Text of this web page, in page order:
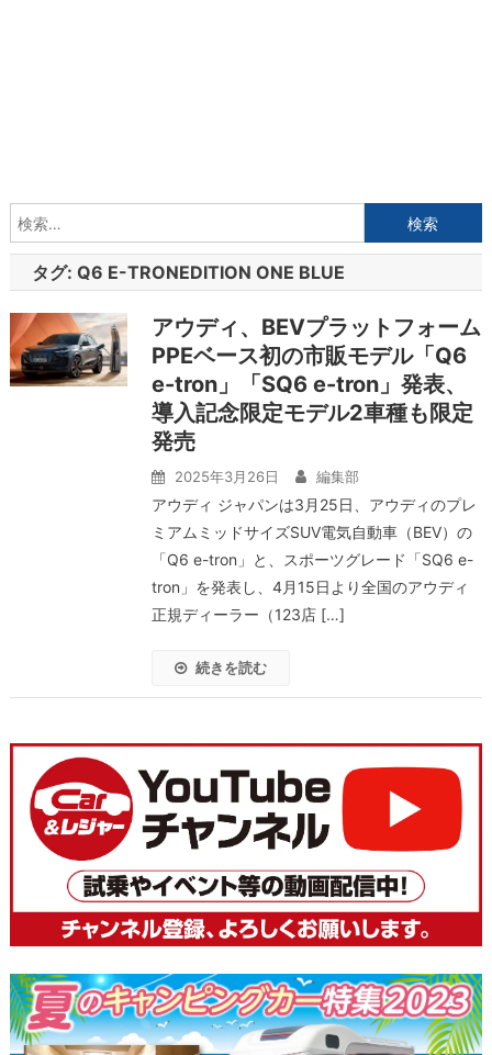
索:
タグ: Q6 E-TRONEDITION ONE BLUE
アウディ、BEVプラットフォーム
PPEベース初の市販モデル「Q6
e-tron」「SQ6 e-tron」発表、
導入記念限定モデル2車種も限定
発売
2025年3月26日 編集部
アウディ ジャパンは3月25日、アウディのプレ
ミアムミッドサイズSUV電気自動車（BEV）の
「Q6 e-tron」と、スポーツグレード「SQ6 e-
tron」を発表し、4月15日より全国のアウディ
正規ディーラー（123店 […]
続きを読む